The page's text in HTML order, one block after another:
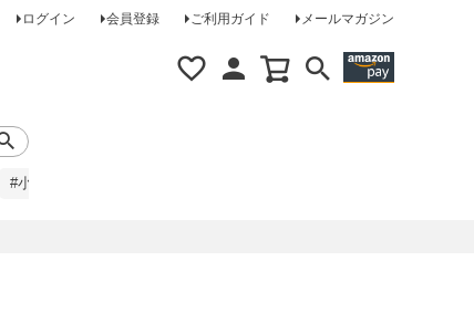
ログイン 会員登録 ご利用ガイド メールマガジン
#小柄な方に